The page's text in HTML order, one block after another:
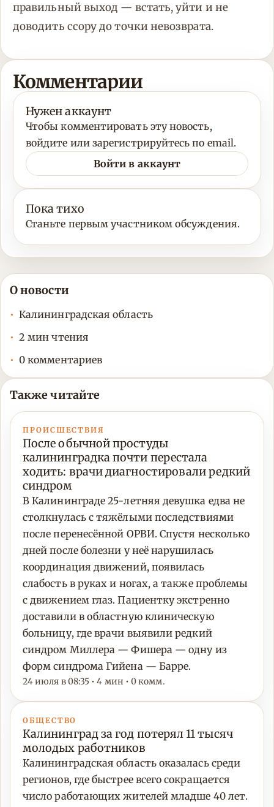
правильный выход — встать, уйти и не
доводить ссору до точки невозврата.
Комментарии
Нужен аккаунт
Чтобы комментировать эту новость,
войдите или зарегистрируйтесь по email.
Войти в аккаунт
Пока тихо
Станьте первым участником обсуждения.
О новости
Калининградская область
2 мин чтения
0 комментариев
Также читайте
ПРОИСШЕСТВИЯ
После обычной простуды
калининградка почти перестала
ходить: врачи диагностировали редкий
синдром
В Калининграде 25-летняя девушка едва не
столкнулась с тяжёлыми последствиями
после перенесённой ОРВИ. Спустя несколько
дней после болезни у неё нарушилась
координация движений, появилась
слабость в руках и ногах, а также проблемы
с движением глаз. Пациентку экстренно
доставили в областную клиническую
больницу, где врачи выявили редкий
синдром Миллера — Фишера — одну из
форм синдрома Гийена — Барре.
24 июля в 08:35 • 4 мин • 0 комм.
ОБЩЕСТВО
Калининград за год потерял 11 тысяч
молодых работников
Калининградская область оказалась среди
регионов, где быстрее всего сокращается
число работающих жителей младше 40 лет.